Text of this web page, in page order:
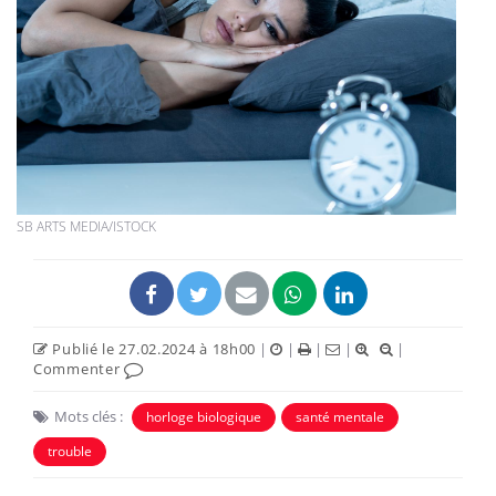
SB ARTS MEDIA/ISTOCK
Publié le 27.02.2024 à 18h00 | | | |
|
Commenter
Mots clés : horloge biologique
santé mentale
trouble